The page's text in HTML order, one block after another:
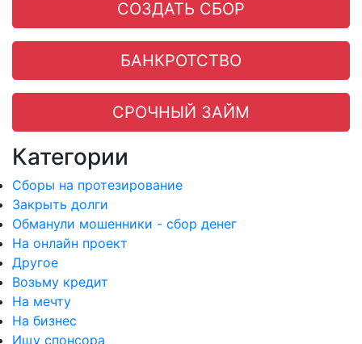
СОЗДАТЬ СБОР
БАНКРОТСТВО
СРОЧНЫЙ ЗАЙМ
Категории
Сборы на протезирование
Закрыть долги
Обманули мошенники - сбор денег
На онлайн проект
Другое
Возьму кредит
На мечту
На бизнес
Ищу спонсора